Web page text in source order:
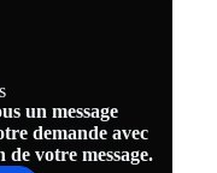
un message
demande avec
votre message.